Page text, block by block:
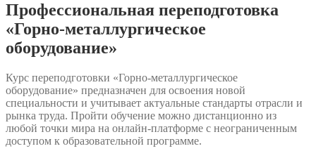
Профессиональная переподготовка
«Горно-металлургическое
оборудование»
Курс переподготовки «Горно-металлургическое
оборудование» предназначен для освоения новой
специальности и учитывает актуальные стандарты отрасли и
рынка труда. Пройти обучение можно дистанционно из
любой точки мира на онлайн-платформе с неограниченным
доступом к образовательной программе.